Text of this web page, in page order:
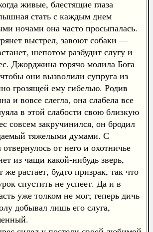
живые, блестящие глаза
стать с каждым днем
ночами она часто просыпалась.
выстрел, завоют собаки —
шепотом разбудит слугу и
Джорджина горячо молила Бога
они вызволили супруга из
грозящей ему гибелью. Родив
и вовсе слегла, она слабела все
в этой слабости свою близкую
совсем закручинился, он бродил
тяжелыми думами. С
от него и охотничье
из чащи какой-нибудь зверь,
же растает, будто призрак, так что
спустить не успеет. Да и в
уже толком не мог; теперь дичь
добывал лишь его слуга,